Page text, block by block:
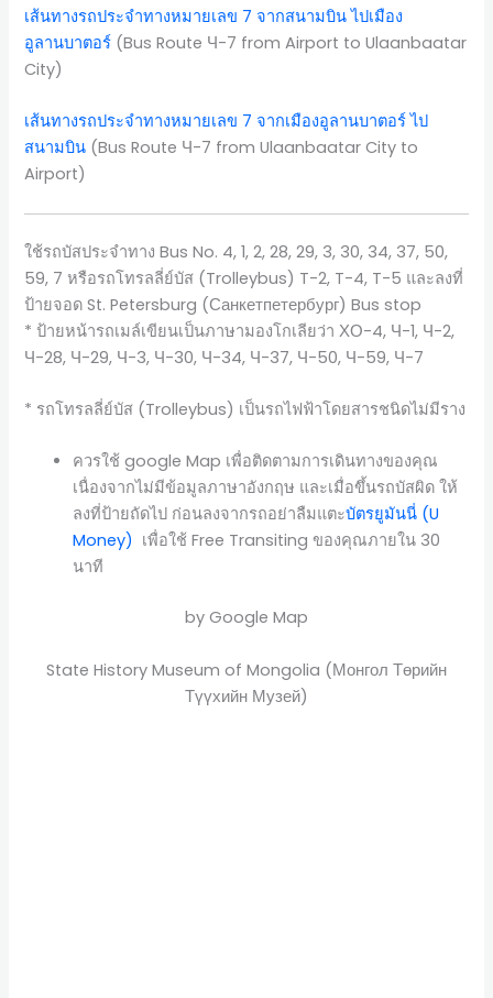
เส้นทางรถประจำทางหมายเลข 7 จากสนามบิน ไปเมือง
อูลานบาตอร์ (Bus Route Ч-7 from Airport to Ulaanbaatar
City)
เส้นทางรถประจำทางหมายเลข 7 จากเมืองอูลานบาตอร์ ไป
สนามบิน (Bus Route Ч-7 from Ulaanbaatar City to
Airport)
ใช้รถบัสประจำทาง Bus No. 4, 1, 2, 28, 29, 3, 30, 34, 37, 50,
59, 7 หรือรถโทรลลี่ย์บัส (Trolleybus) T-2, T-4, T-5 และลงที่
ป้ายจอด St. Petersburg (Санкетпетербург) Bus stop
* ป้ายหน้ารถเมล์เขียนเป็นภาษามองโกเลียว่า ХО-4, Ч-1, Ч-2,
Ч-28, Ч-29, Ч-3, Ч-30, Ч-34, Ч-37, Ч-50, Ч-59, Ч-7
* รถโทรลลี่ย์บัส (Trolleybus) เป็นรถไฟฟ้าโดยสารชนิดไม่มีราง
ควรใช้ google Map เพื่อติดตามการเดินทางของคุณ
เนื่องจากไม่มีข้อมูลภาษาอังกฤษ และเมื่อขึ้นรถบัสผิด ให้
ลงที่ป้ายถัดไป ก่อนลงจากรถอย่าลืมแตะบัตรยูมันนี่ (U
Money) เพื่อใช้ Free Transiting ของคุณภายใน 30
นาที
by Google Map
State History Museum of Mongolia (Монгол Төрийн
Түүхийн Музей)